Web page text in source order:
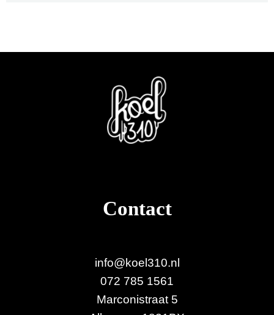
Contact
info@koel310.nl
072 785 1561
Marconistraat 5